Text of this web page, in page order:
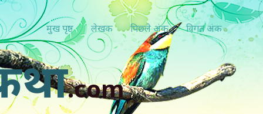
मुख पृष्ठ लेखक पिछ्ले अंक विगत अंक
.com